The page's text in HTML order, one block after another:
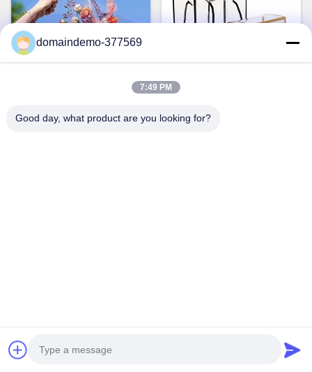
Plastic Gunstdozen Handtas
PET PVC Draagtas
samson@dekunys.com
domaindemo-377569
7:49 PM
Good day, what product are you looking for?